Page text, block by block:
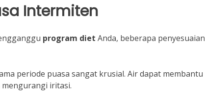
Intermiten
program diet Anda, beberapa penyesuaian
periode puasa sangat krusial. Air dapat membantu
iritasi.